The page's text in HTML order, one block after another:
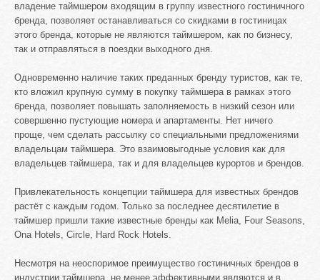
владение таймшером входящим в группу известного гостиничного
бренда, позволяет останавливаться со скидками в гостиницах
этого бренда, которые не являются таймшером, как по бизнесу,
так и отправляться в поездки выходного дня.
Одновременно наличие таких преданных бренду туристов, как те,
кто вложил крупную сумму в покупку таймшера в рамках этого
бренда, позволяет повышать заполняемость в низкий сезон или
совершенно пустующие номера и апартаменты. Нет ничего
проще, чем сделать рассылку со специальными предложениями
владельцам таймшера. Это взаимовыгодные условия как для
владельцев таймшера, так и для владельцев курортов и брендов.
Привлекательность концепции таймшера для известных брендов
растёт с каждым годом. Только за последнее десятилетие в
таймшер пришли такие известные бренды как Melia, Four Seasons,
Ona Hotels, Circle, Hard Rock Hotels.
Несмотря на неоспоримое преимущество гостиничных брендов в
индустрии таймшера, не менее эффективными являются и в